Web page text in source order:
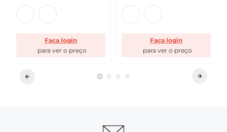
Faça login Faça login